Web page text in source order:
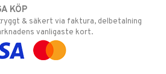
KÖP
& säkert via faktura, delbetalning
vanligaste kort.